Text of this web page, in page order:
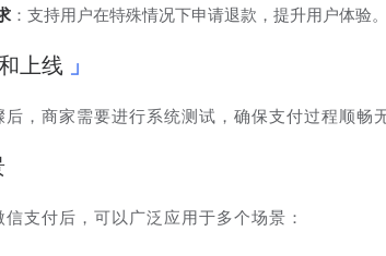
：支持用户在特殊情况下申请退款，提升用户体验。
上线
后，商家需要进行系统测试，确保支付过程顺畅
支付后，可以广泛应用于多个场景：